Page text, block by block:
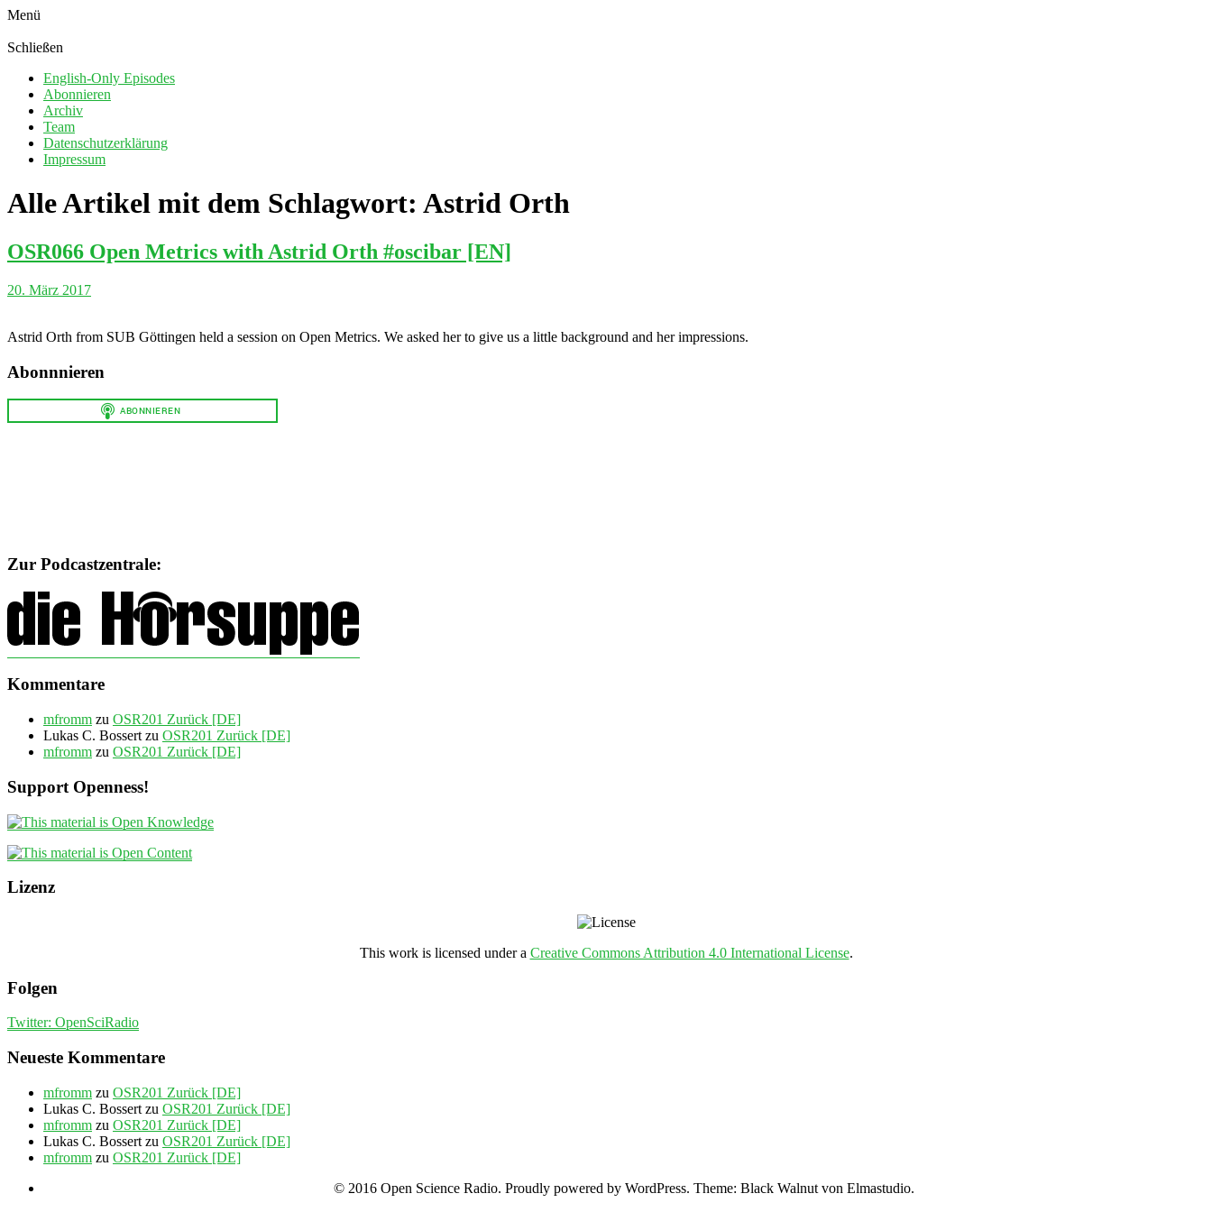
Menü
Schließen
English-Only Episodes
Abonnieren
Archiv
Team
Datenschutzerklärung
Impressum
Alle Artikel mit dem Schlagwort: Astrid Orth
OSR066 Open Metrics with Astrid Orth #oscibar [EN]
20. März 2017
Astrid Orth from SUB Göttingen held a session on Open Metrics. We asked her to give us a little background and her impressions.
Abonnnieren
Zur Podcastzentrale:
Kommentare
mfromm zu OSR201 Zurück [DE]
Lukas C. Bossert zu OSR201 Zurück [DE]
mfromm zu OSR201 Zurück [DE]
Support Openness!
Lizenz
This work is licensed under a Creative Commons Attribution 4.0 International License.
Folgen
Twitter: OpenSciRadio
Neueste Kommentare
mfromm zu OSR201 Zurück [DE]
Lukas C. Bossert zu OSR201 Zurück [DE]
mfromm zu OSR201 Zurück [DE]
Lukas C. Bossert zu OSR201 Zurück [DE]
mfromm zu OSR201 Zurück [DE]
© 2016 Open Science Radio. Proudly powered by WordPress. Theme: Black Walnut von Elmastudio.